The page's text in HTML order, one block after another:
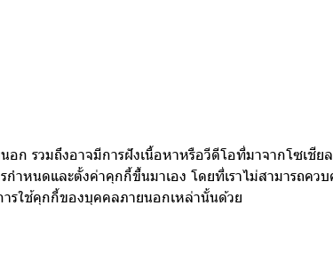
ก รวมถึงอาจมีการฝังเนื้อหาหรือวีดีโอที่มาจากโซเชีย
ำหนดและตั้งค่าคุกกี้ขึ้นมาเอง โดยที่เราไม่สามารถคว
รใช้คุกกี้ของบุคคลภายนอกเหล่านั้นด้วย